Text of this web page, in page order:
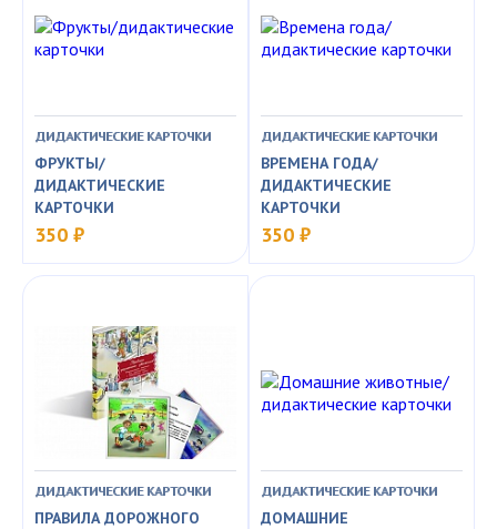
ДИДАКТИЧЕСКИЕ КАРТОЧКИ
ФРУКТЫ/
ДИДАКТИЧЕСКИЕ
КАРТОЧКИ
350 ₽
ДИДАКТИЧЕСКИЕ КАРТОЧКИ
ВРЕМЕНА ГОДА/
ДИДАКТИЧЕСКИЕ
КАРТОЧКИ
350 ₽
ДИДАКТИЧЕСКИЕ КАРТОЧКИ
ПРАВИЛА ДОРОЖНОГО
ДИДАКТИЧЕСКИЕ КАРТОЧКИ
ДОМАШНИЕ